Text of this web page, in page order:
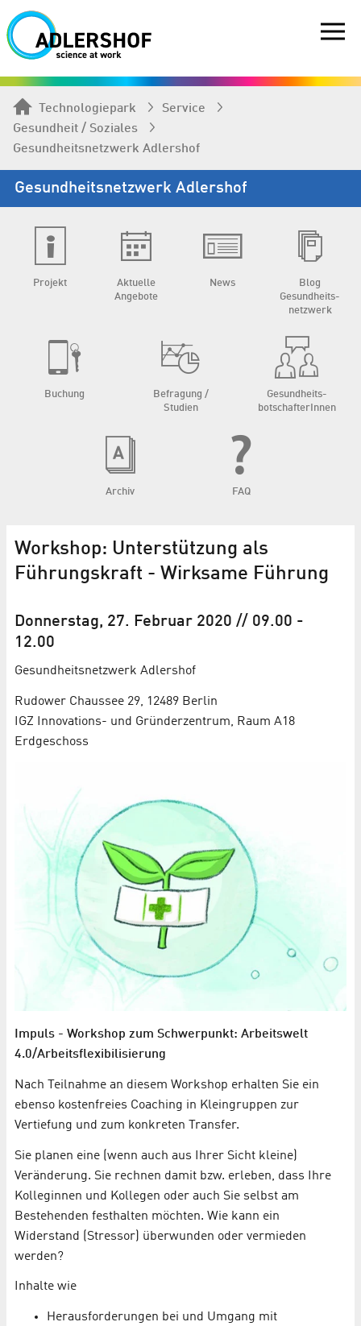
Technologiepark
Service
Gesundheit / Soziales
Gesundheits­netzwerk Adlershof
Gesundheits­netzwerk Adlershof
Projekt
Aktuelle
Angebote
News
Blog
Gesundheits­
netzwerk
Buchung
Befragung /
Studien
Gesundheits­
botschafterInnen
Archiv FAQ
Workshop: Unterstützung als
Führungskraft - Wirksame Führung
Donnerstag, 27. Februar 2020 // 09.00 -
12.00
Gesundheitsnetzwerk Adlershof
Rudower Chaussee 29, 12489 Berlin
IGZ Innovations- und Gründerzentrum, Raum A18
Erdgeschoss
Impuls - Workshop zum Schwerpunkt: Arbeitswelt
4.0/Arbeitsflexibilisierung
Nach Teilnahme an diesem Workshop erhalten Sie ein
ebenso kostenfreies Coaching in Kleingruppen zur
Vertiefung und zum konkreten Transfer.
Sie planen eine (wenn auch aus Ihrer Sicht kleine)
Veränderung. Sie rechnen damit bzw. erleben, dass Ihre
Kolleginnen und Kollegen oder auch Sie selbst am
Bestehenden festhalten möchten. Wie kann ein
Widerstand (Stressor) überwunden oder vermieden
werden?
Inhalte wie
Herausforderungen bei und Umgang mit